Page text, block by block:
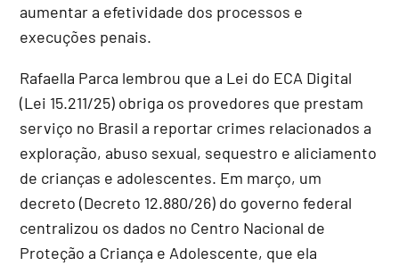
aumentar a efetividade dos processos e
execuções penais.
Rafaella Parca lembrou que a Lei do ECA Digital
(Lei 15.211/25) obriga os provedores que prestam
serviço no Brasil a reportar crimes relacionados a
exploração, abuso sexual, sequestro e aliciamento
de crianças e adolescentes. Em março, um
decreto (Decreto 12.880/26) do governo federal
centralizou os dados no Centro Nacional de
Proteção a Criança e Adolescente, que ela